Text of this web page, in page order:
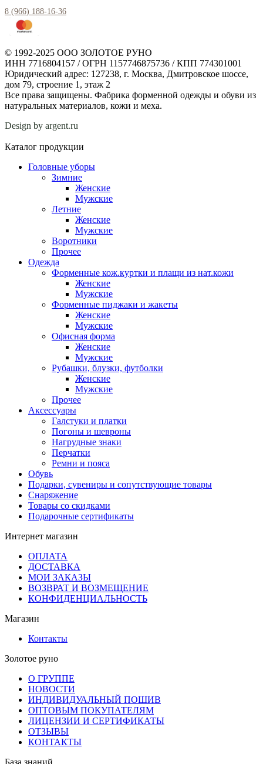
8 (966) 188-16-36
© 1992-2025 ООО ЗОЛОТОЕ РУНО
ИНН 7716804157 / ОГРН 1157746875736 / КПП 774301001
Юридический адрес: 127238, г. Москва, Дмитровское шоссе,
дом 79, строение 1, этаж 2
Все права защищены. Фабрика форменной одежды и обуви из
натуральных материалов, кожи и меха.
Design by argent.ru
Каталог продукции
Головные уборы
Зимние
Женские
Мужские
Летние
Женские
Мужские
Воротники
Прочее
Одежда
Форменные кож.куртки и плащи из нат.кожи
Женские
Мужские
Форменные пиджаки и жакеты
Женские
Мужские
Офисная форма
Женские
Мужские
Рубашки, блузки, футболки
Женские
Мужские
Прочее
Аксессуары
Галстуки и платки
Погоны и шевроны
Нагрудные знаки
Перчатки
Ремни и пояса
Обувь
Подарки, сувениры и сопутствующие товары
Снаряжение
Товары со скидками
Подарочные сертификаты
Интернет магазин
ОПЛАТА
ДОСТАВКА
МОИ ЗАКАЗЫ
ВОЗВРАТ И ВОЗМЕЩЕНИЕ
КОНФИДЕНЦИАЛЬНОСТЬ
Магазин
Контакты
Золотое руно
О ГРУППЕ
НОВОСТИ
ИНДИВИДУАЛЬНЫЙ ПОШИВ
ОПТОВЫМ ПОКУПАТЕЛЯМ
ЛИЦЕНЗИИ И СЕРТИФИКАТЫ
ОТЗЫВЫ
КОНТАКТЫ
База знаний